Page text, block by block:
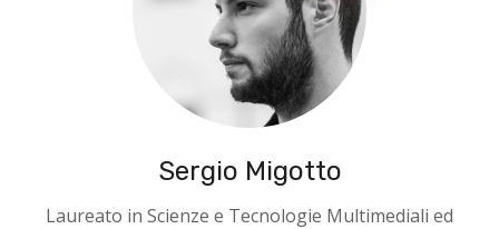
Sergio Migotto
Laureato in Scienze e Tecnologie Multimediali ed